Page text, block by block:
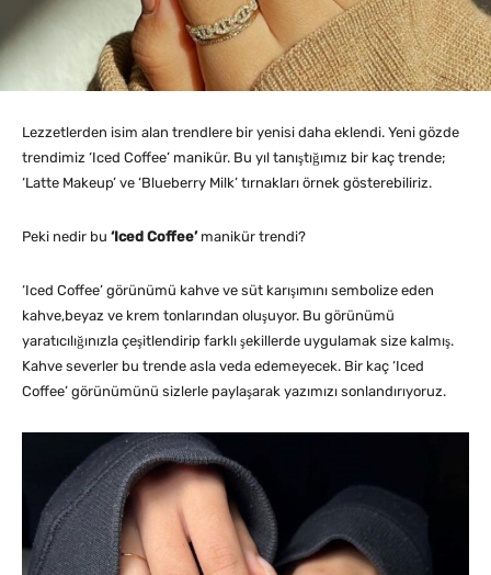
Lezzetlerden isim alan trendlere bir yenisi daha eklendi. Yeni gözde
trendimiz ‘Iced Coffee’ manikür. Bu yıl tanıştığımız bir kaç trende;
‘Latte Makeup’ ve ‘Blueberry Milk’ tırnakları örnek gösterebiliriz.
Peki nedir bu ‘Iced Coffee’manikür trendi?
‘Iced Coffee’ görünümü kahve ve süt karışımını sembolize eden
kahve,beyaz ve krem tonlarından oluşuyor. Bu görünümü
yaratıcılığınızla çeşitlendirip farklı şekillerde uygulamak size kalmış.
Kahve severler bu trende asla veda edemeyecek. Bir kaç ‘Iced
Coffee’ görünümünü sizlerle paylaşarak yazımızı sonlandırıyoruz.